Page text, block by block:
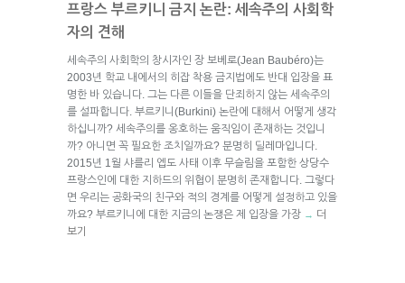
프랑스 부르키니 금지 논란: 세속주의 사회학
자의 견해
세속주의 사회학의 창시자인 장 보베로(Jean Baubéro)는
2003년 학교 내에서의 히잡 착용 금지법에도 반대 입장을 표
명한 바 있습니다. 그는 다른 이들을 단죄하지 않는 세속주의
를 설파합니다. 부르키니(Burkini) 논란에 대해서 어떻게 생각
하십니까? 세속주의를 옹호하는 움직임이 존재하는 것입니
까? 아니면 꼭 필요한 조치일까요? 분명히 딜레마입니다.
2015년 1월 샤를리 엡도 사태 이후 무슬림을 포함한 상당수
프랑스인에 대한 지하드의 위협이 분명히 존재합니다. 그렇다
면 우리는 공화국의 친구와 적의 경계를 어떻게 설정하고 있을
까요? 부르키니에 대한 지금의 논쟁은 제 입장을 가장 → 더
보기